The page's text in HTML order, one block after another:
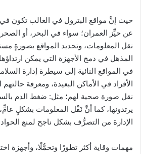
حيث إنَّ مواقع البترول في الغالب تكون في
عن حيِّز العمران؛ سواء في البحر، أو
نقل المعلومات، وتحديد المواقع بصورةٍ
المذهل في دمج الأجهزة التي يمكن
في المواقع النائية إلى سيطرة إدارة
الأفراد في الأماكن البعيدة، ومعرفة
نقل صورة صحية لهم؛ مثل: ضغط الدم
يرتدونها، كما أنَّ نَقْل المعلومات بشكلٍ
الإدارة من التصرُّف بشكل ناجح لمنع
مهمات وقاية أكثر تطورًا وتحمُّلًا، وأجهزة